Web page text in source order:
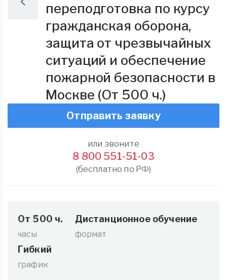
переподготовка по курсу
гражданская оборона,
защита от чрезвычайных
ситуаций и обеспечение
пожарной безопасности в
Москве (От 500 ч.)
Отправить заявку
или звоните
8 800 551-51-03
(бесплатно по РФ)
От 500 ч.
часы
Дистанционное обучение
формат
Гибкий
график